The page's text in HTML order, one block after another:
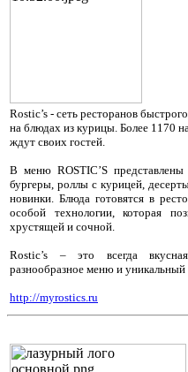
Rostic’s - cеть ресторанов
на блюдах из курицы. Более 1170
ждут своих гостей.
В меню ROSTIC’S
бургеры, роллы с курицей,
новинки. Блюда готовятся в
особой технологии, которая
хрустящей и сочной.
Rostic’s – это всегда
разнообразное меню и уникальный
http://myrostics.ru